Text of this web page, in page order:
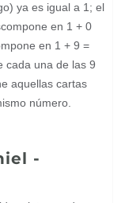
ya es igual a 1; el
en 1 + 0
en 1 + 9 =
cada una de las 9
aquellas cartas
número.
-